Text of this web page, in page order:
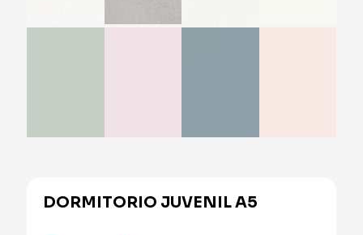
DORMITORIO JUVENIL A5